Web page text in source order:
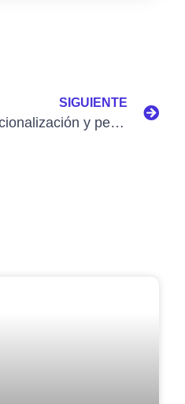
SIGUIENTE
Investigación, internacionalización y periodismo digital: aportes recientes de la Universidad Jorge Tadeo Lozano